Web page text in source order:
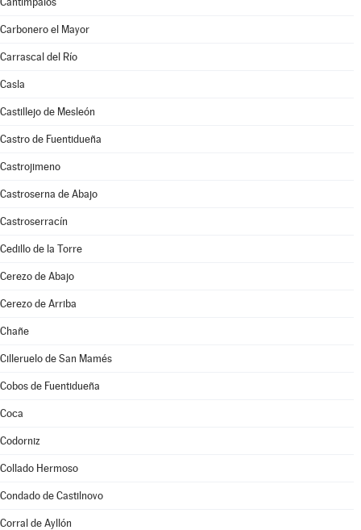
Carbonero el Mayor
Carrascal del Río
Casla
Castillejo de Mesleón
Castro de Fuentidueña
Castrojimeno
Castroserna de Abajo
Castroserracín
Cedillo de la Torre
Cerezo de Abajo
Cerezo de Arriba
Chañe
Cilleruelo de San Mamés
Cobos de Fuentidueña
Coca
Codorniz
Collado Hermoso
Condado de Castilnovo
Corral de Ayllón